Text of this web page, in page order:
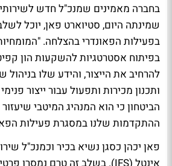
בחברה מאמינים שמנכ"ל חדש
שמינתה היום, סטיוארט פאן, יוכל
בפעילות הפאונדרי בהצלחה.
בפיתוח אסטרטגיות להשקעות הון
להרחיב את הייצור, והידע שלו
ותכנון מכירות ותפעול עבור ייצור
הביטחון כי הוא המנהיג המיטבי
ההתקדמות שלנו במסגרת פעילות
פאן יכהן כסגן נשיא בכיר וכמנכ"ל